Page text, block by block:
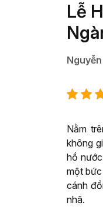
Lễ
Nằm
không
hồ
một
cánh
nhã.